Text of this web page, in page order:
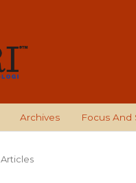
Archives Focus And
Articles